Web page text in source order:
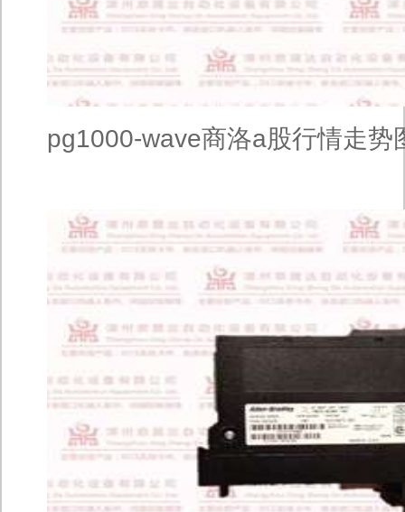
pg1000-wave商洛a股行情走势